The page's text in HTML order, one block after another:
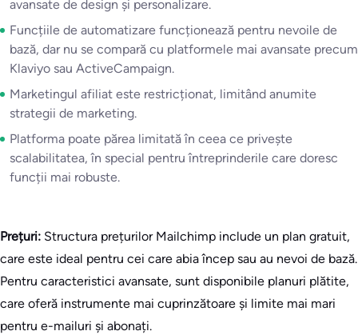
avansate de design și personalizare.
Funcțiile de automatizare funcționează pentru nevoile de
bază, dar nu se compară cu platformele mai avansate precum
Klaviyo sau ActiveCampaign.
Marketingul afiliat este restricționat, limitând anumite
strategii de marketing.
Platforma poate părea limitată în ceea ce privește
scalabilitatea, în special pentru întreprinderile care doresc
funcții mai robuste.
Prețuri: Structura prețurilor Mailchimp include un plan gratuit,
care este ideal pentru cei care abia încep sau au nevoi de bază.
Pentru caracteristici avansate, sunt disponibile planuri plătite,
care oferă instrumente mai cuprinzătoare și limite mai mari
pentru e-mailuri și abonați.